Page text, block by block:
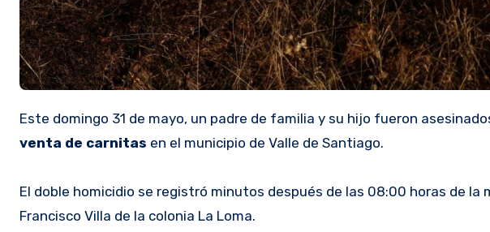
Este domingo 31 de mayo, un padre de familia y su hijo fueron
venta de carnitas en el municipio de Valle de Santiago.
El doble homicidio se registró minutos después de las 08:00 horas de la
Francisco Villa de la colonia La Loma.